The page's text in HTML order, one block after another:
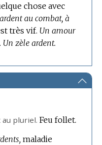
chose avec
au combat, à
très vif. Un amour
Un zèle ardent.
au pluriel. Feu follet.
maladie